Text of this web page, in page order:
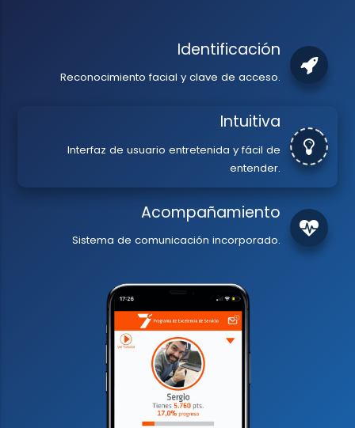
Identificación
Reconocimiento facial y clave de acceso.
Intuitiva
Interfaz de usuario entretenida y fácil de
entender.
Acompañamiento
Sistema de comunicación incorporado.